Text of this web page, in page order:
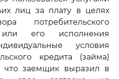
лиц за плату в целях
потребительского
его исполнения
условия
кредита (займа)
что заемщик выразил в